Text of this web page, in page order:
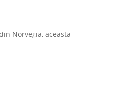
Norvegia, această